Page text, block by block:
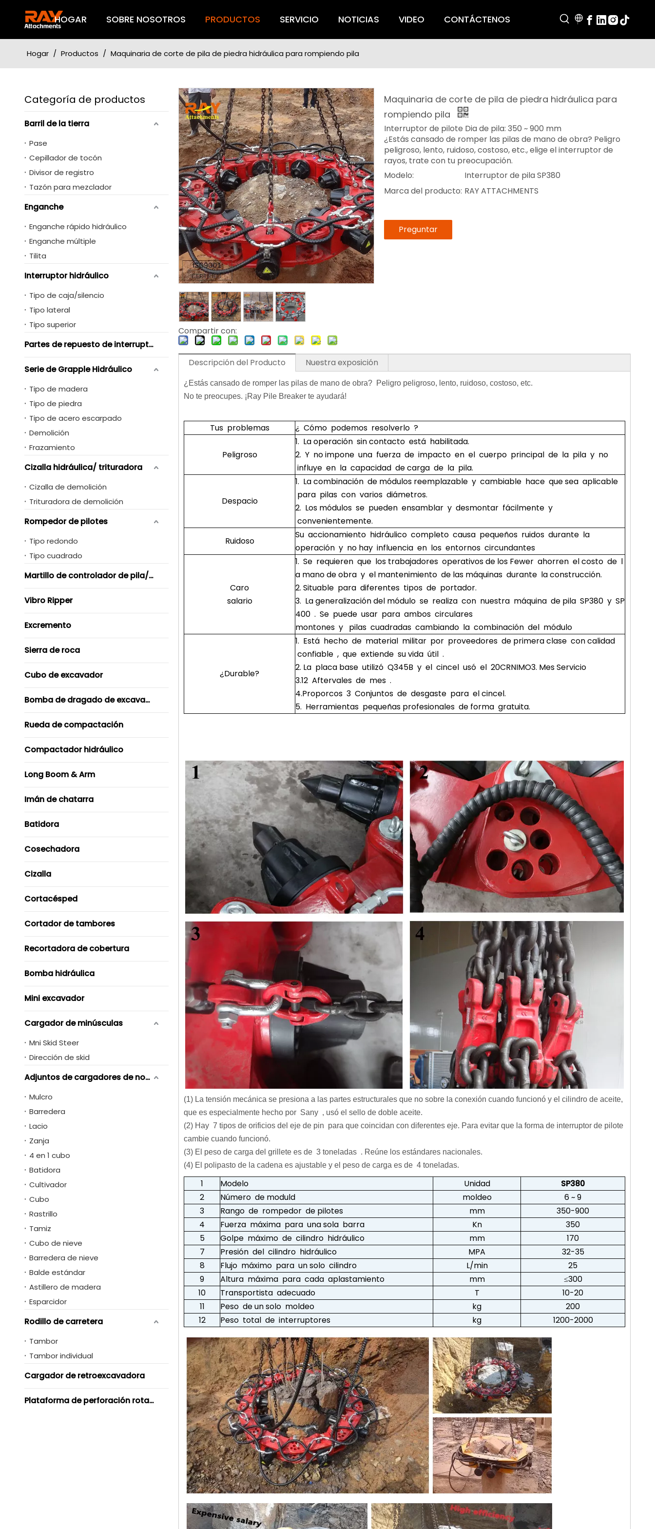
HOGAR SOBRE NOSOTROS PRODUCTOS SERVICIO NOTICIAS VIDEO CONTÁCTENOS
Hogar / Productos / Maquinaria de corte de pila de piedra hidráulica para rompiendo pila
Categoría de productos
Barril de la tierra
Pase
Cepillador de tocón
Divisor de registro
Tazón para mezclador
Enganche
Enganche rápido hidráulico
Enganche múltiple
Tilita
Interruptor hidráulico
Tipo de caja/silencio
Tipo lateral
Tipo superior
Partes de repuesto de interruptores hidráulicos
Serie de Grapple Hidráulico
Tipo de madera
Tipo de piedra
Tipo de acero escarpado
Demolición
Frazamiento
Cizalla hidráulica/ trituradora
Cizalla de demolición
Trituradora de demolición
Rompedor de pilotes
Tipo redondo
Tipo cuadrado
Martillo de controlador de pila/ Vibro
Vibro Ripper
Excremento
Sierra de roca
Cubo de excavador
Bomba de dragado de excavador
Rueda de compactación
Compactador hidráulico
Long Boom & Arm
Imán de chatarra
Batidora
Cosechadora
Cizalla
Cortacésped
Cortador de tambores
Recortadora de cobertura
Bomba hidráulica
Mini excavador
Cargador de minúsculas
Mni Skid Steer
Dirección de skid
Adjuntos de cargadores de novero de skid
Mulcro
Barredera
Lacio
Zanja
4 en 1 cubo
Batidora
Cultivador
Cubo
Rastrillo
Tamiz
Cubo de nieve
Barredera de nieve
Balde estándar
Astillero de madera
Esparcidor
Rodillo de carretera
Tambor
Tambor individual
Cargador de retroexcavadora
Plataforma de perforación rotativa
Compartir con:
Maquinaria de corte de pila de piedra hidráulica para
rompiendo pila
Interruptor de pilote Dia de pila: 350 ~ 900 mm
¿Estás cansado de romper las pilas de mano de obra? Peligro
peligroso, lento, ruidoso, costoso, etc., elige el interruptor de
rayos, trate con tu preocupación.
Modelo:
Interruptor de pila SP380
Marca del producto: RAY ATTACHMENTS
Preguntar
Descripción del Producto Nuestra exposición
¿Estás cansado de romper las pilas de mano de obra? Peligro peligroso, lento, ruidoso, costoso, etc.
No te preocupes. ¡Ray Pile Breaker te ayudará!
Tus problemas ¿ Cómo podemos resolverlo ?
Peligroso
1. La operación sin contacto está habilitada.
2. Y no impone una fuerza de impacto en el cuerpo principal de la pila y no
influye en la capacidad de carga de la pila.
Despacio
1. La combinación de módulos reemplazable y cambiable hace que sea aplicable
para pilas con varios diámetros.
2. Los módulos se pueden ensamblar y desmontar fácilmente y
convenientemente.
Ruidoso
Su accionamiento hidráulico completo causa pequeños ruidos durante la
operación y no hay influencia en los entornos circundantes
Caro
salario
1. Se requieren que los trabajadores operativos de los Fewer ahorren el costo de l
a mano de obra y el mantenimiento de las máquinas durante la construcción.
2. Situable para diferentes tipos de portador.
3. La generalización del módulo se realiza con nuestra máquina de pila SP380 y SP
400 . Se puede usar para ambos circulares ​
montones y pilas cuadradas cambiando la combinación del módulo
¿Durable?
1. Está hecho de material militar por proveedores de primera clase con calidad
confiable , que extiende su vida útil .
2. La placa base utilizó Q345B y el cincel usó el 20CRNIMO3. Mes Servicio
3.12 Aftervales de mes .
4.Proporcos 3 Conjuntos de desgaste para el cincel.
5. Herramientas pequeñas profesionales de forma gratuita.
(1) La tensión mecánica se presiona a las partes estructurales que no sobre la conexión cuando funcionó y el cilindro de aceite,
que es especialmente hecho por Sany , usó el sello de doble aceite.
(2) Hay 7 tipos de orificios del eje de pin para que coincidan con diferentes eje. Para evitar que la forma de interruptor de pilote
cambie cuando funcionó.
(3) El peso de carga del grillete es de 3 toneladas . Reúne los estándares nacionales.
(4) El polipasto de la cadena es ajustable y el peso de carga es de 4 toneladas.
1 Modelo Unidad
SP380
2
Número de moduld moldeo
6 ~ 9
3
Rango de rompedor de pilotes mm
350-900
4
Fuerza máxima para una sola barra Kn
350
5
Golpe máximo de cilindro hidráulico mm
170
7
Presión del cilindro hidráulico MPA
32-35
8
Flujo máximo para un solo cilindro L/min
25
9
Altura máxima para cada aplastamiento mm
≤300
10
Transportista adecuado T
10-20
11
Peso de un solo moldeo kg
200
12
Peso total de interruptores kg 1200-2000